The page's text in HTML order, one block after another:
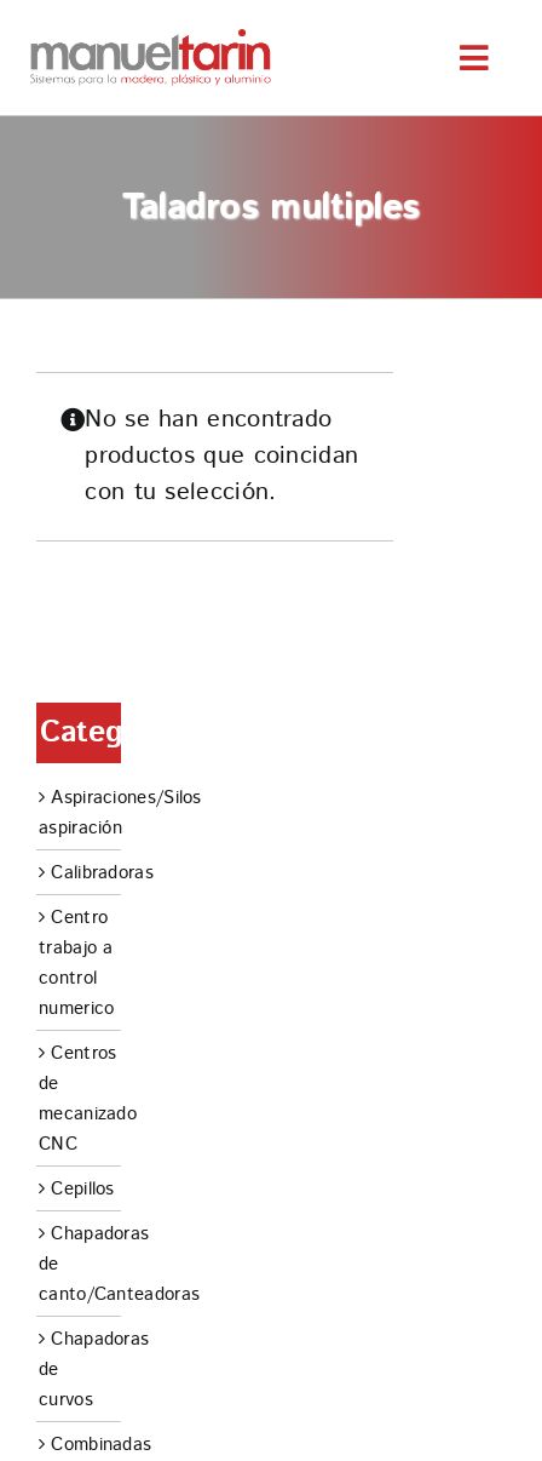
NOSOTROS
SERVICIOS
MAQUINARIA OCASIÓN
SERVICIO TÉCNICO
TIENDA
Taladros multiples
No se han encontrado
productos que coincidan
con tu selección.
Categorías
Aspiraciones/Silos
aspiración
Calibradoras
Centro
trabajo a
control
numerico
Centros
de
mecanizado
CNC
Cepillos
Chapadoras
de
canto/Canteadoras
Chapadoras
de
curvos
Combinadas